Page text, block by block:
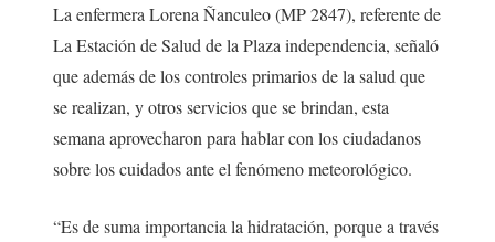
La enfermera Lorena Ñanculeo (MP 2847), referente de
La Estación de Salud de la Plaza independencia, señaló
que además de los controles primarios de la salud que
se realizan, y otros servicios que se brindan, esta
semana aprovecharon para hablar con los ciudadanos
sobre los cuidados ante el fenómeno meteorológico.
“Es de suma importancia la hidratación, porque a través